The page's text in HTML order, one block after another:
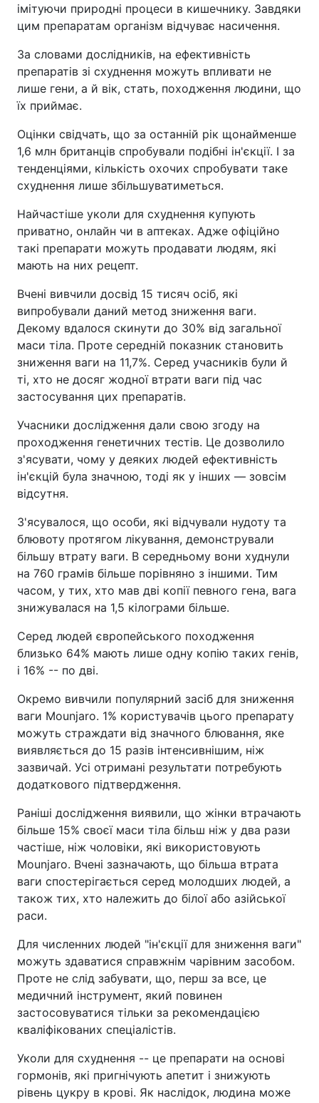
імітуючи природні процеси в кишечнику. Завдяки
цим препаратам організм відчуває насичення.
За словами дослідників, на ефективність
препаратів зі схуднення можуть впливати не
лише гени, а й вік, стать, походження людини, що
їх приймає.
Оцінки свідчать, що за останній рік щонайменше
1,6 млн британців спробували подібні ін'єкції. І за
тенденціями, кількість охочих спробувати таке
схуднення лише збільшуватиметься.
Найчастіше уколи для схуднення купують
приватно, онлайн чи в аптеках. Адже офіційно
такі препарати можуть продавати людям, які
мають на них рецепт.
Вчені вивчили досвід 15 тисяч осіб, які
випробували даний метод зниження ваги.
Декому вдалося скинути до 30% від загальної
маси тіла. Проте середній показник становить
зниження ваги на 11,7%. Серед учасників були й
ті, хто не досяг жодної втрати ваги під час
застосування цих препаратів.
Учасники дослідження дали свою згоду на
проходження генетичних тестів. Це дозволило
з'ясувати, чому у деяких людей ефективність
ін'єкцій була значною, тоді як у інших — зовсім
відсутня.
З'ясувалося, що особи, які відчували нудоту та
блювоту протягом лікування, демонстрували
більшу втрату ваги. В середньому вони худнули
на 760 грамів більше порівняно з іншими. Тим
часом, у тих, хто мав дві копії певного гена, вага
знижувалася на 1,5 кілограми більше.
Серед людей європейського походження
близько 64% мають лише одну копію таких генів,
і 16% -- по дві.
Окремо вивчили популярний засіб для зниження
ваги Mounjaro. 1% користувачів цього препарату
можуть страждати від значного блювання, яке
виявляється до 15 разів інтенсивнішим, ніж
зазвичай. Усі отримані результати потребують
додаткового підтвердження.
Раніші дослідження виявили, що жінки втрачають
більше 15% своєї маси тіла більш ніж у два рази
частіше, ніж чоловіки, які використовують
Mounjaro. Вчені зазначають, що більша втрата
ваги спостерігається серед молодших людей, а
також тих, хто належить до білої або азійської
раси.
Для численних людей "ін'єкції для зниження ваги"
можуть здаватися справжнім чарівним засобом.
Проте не слід забувати, що, перш за все, це
медичний інструмент, який повинен
застосовуватися тільки за рекомендацією
кваліфікованих спеціалістів.
Уколи для схуднення -- це препарати на основі
гормонів, які пригнічують апетит і знижують
рівень цукру в крові. Як наслідок, людина може